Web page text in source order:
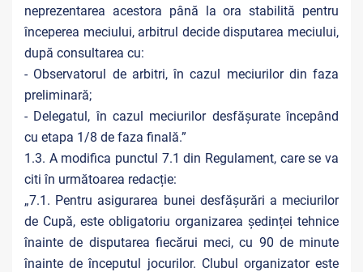
neprezentarea acestora până la ora stabilită pentru
începerea meciului, arbitrul decide disputarea meciului,
după consultarea cu:
- Observatorul de arbitri, în cazul meciurilor din faza
preliminară;
- Delegatul, în cazul meciurilor desfășurate începând
cu etapa 1/8 de faza finală.”
1.3. A modifica punctul 7.1 din Regulament, care se va
citi în următoarea redacție:
„7.1. Pentru asigurarea bunei desfășurări a meciurilor
de Cupă, este obligatoriu organizarea ședinței tehnice
înainte de disputarea fiecărui meci, cu 90 de minute
înainte de începutul jocurilor. Clubul organizator este